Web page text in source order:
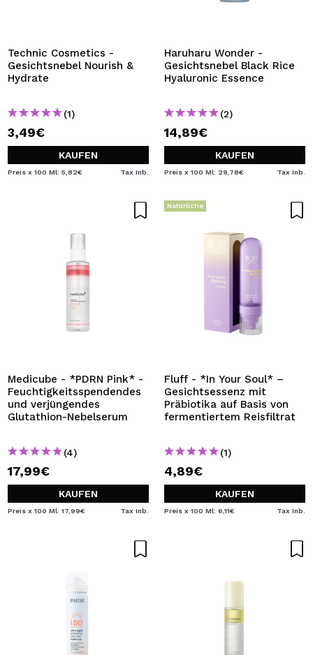
Technic Cosmetics -
Gesichtsnebel Nourish &
Hydrate
(1)
3,49€
KAUFEN
Preis x 100 Ml: 5,82€ Tax Inb.
Haruharu Wonder -
Gesichtsnebel Black Rice
Hyaluronic Essence
(2)
14,89€
KAUFEN
Preis x 100 Ml: 29,78€ Tax Inb.
Medicube - *PDRN Pink* -
Feuchtigkeitsspendendes
und verjüngendes
Glutathion-Nebelserum
(4)
17,99€
KAUFEN
Preis x 100 Ml: 17,99€ Tax Inb.
Natürliche
Fluff - *In Your Soul* –
Gesichtsessenz mit
Präbiotika auf Basis von
fermentiertem Reisfiltrat
(1)
4,89€
KAUFEN
Preis x 100 Ml: 6,11€ Tax Inb.